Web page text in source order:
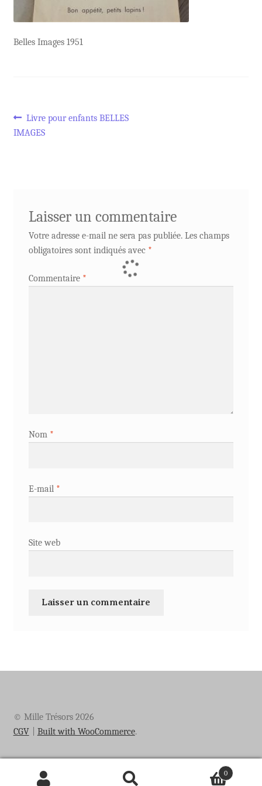
Belles Images 1951
Navigation
Article
précédent :
Livre pour enfants BELLES
IMAGES
Laisser un commentaire
Votre adresse e-mail ne sera pas publiée. Les champs
obligatoires sont indiqués avec *
Commentaire *
Nom *
E-mail *
Site web
© Mille Trésors 2026
CGV
Built with WooCommerce.
0